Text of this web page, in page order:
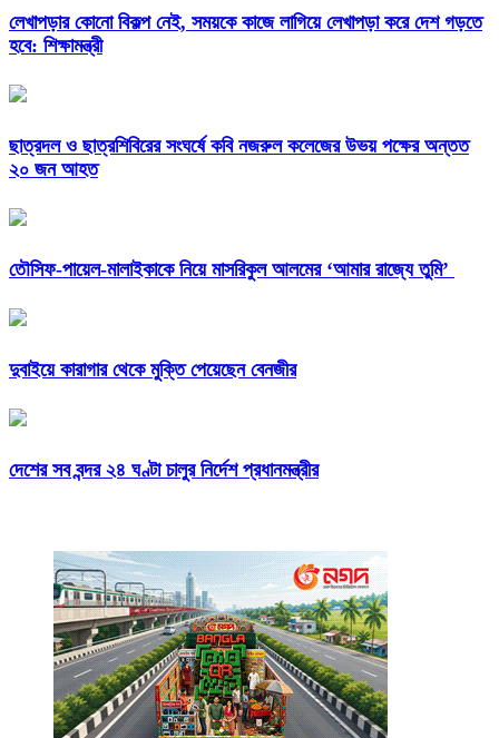
লেখাপড়ার কোনো বিকল্প নেই, সময়কে কাজে লাগিয়ে লেখাপড়া করে দেশ গড়তে
হবে: শিক্ষামন্ত্রী
ছাত্রদল ও ছাত্রশিবিরের সংঘর্ষে কবি নজরুল কলেজের উভয় পক্ষের অন্তত
২০ জন আহত
তৌসিফ-পায়েল-মালাইকাকে নিয়ে মাসরিকুল আলমের ‘আমার রাজ্যে তুমি’
দুবাইয়ে কারাগার থেকে মুক্তি পেয়েছেন বেনজীর
দেশের সব বন্দর ২৪ ঘণ্টা চালুর নির্দেশ প্রধানমন্ত্রীর